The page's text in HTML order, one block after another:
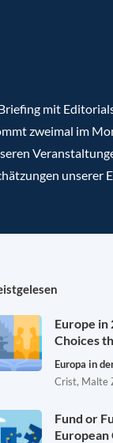
mit
zweimal im
unserer
Europe in
Choices
Europa in
Crist, Malte
Fund or